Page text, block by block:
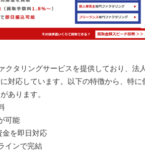
クタリングサービスを提供しており、法
対応しています。以下の特徴から、特
あります。
可能
金を即日対応
インで完結